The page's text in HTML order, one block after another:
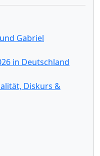
Gabriel
in Deutschland
Diskurs &